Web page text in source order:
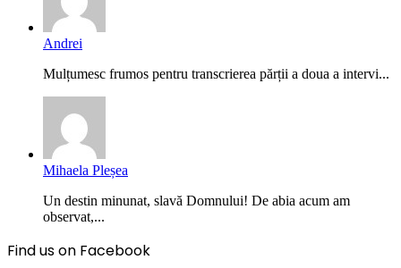
Andrei
Mulțumesc frumos pentru transcrierea părții a doua a intervi...
Mihaela Pleșea
Un destin minunat, slavă Domnului! De abia acum am
observat,...
Find us on Facebook